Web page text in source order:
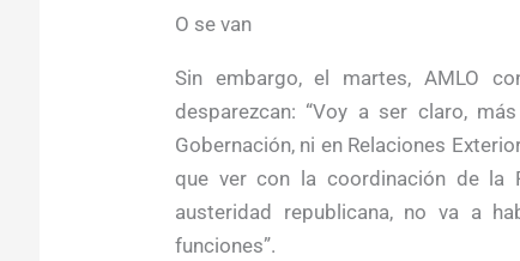
O se van
Sin embargo, el martes, AMLO
desparezcan: “Voy a ser claro,
Gobernación, ni en Relaciones
que ver con la coordinación de la
austeridad republicana, no va a
funciones”.